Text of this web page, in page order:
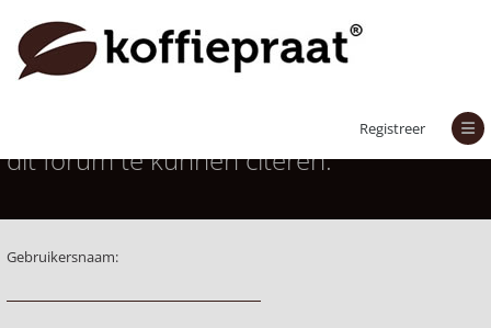
Registreer
Je moet aangemeld zijn om berichten in
dit forum te kunnen citeren.
Gebruikersnaam: